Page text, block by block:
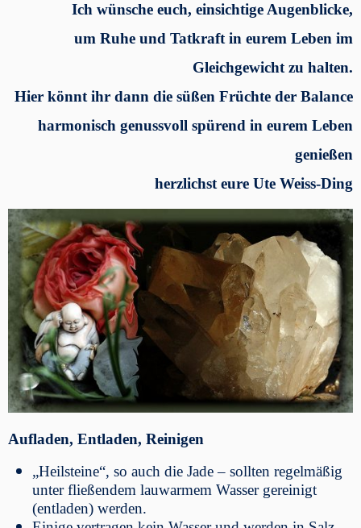
Ich wünsche euch, einsichtige Augenblicke,
um Ruhe und Tatkraft in eurem Leben im
Gleichgewicht zu halten.
Hier könnt ihr dann die süßen Früchte der Balance
harmonisch genussvoll spürend in eurem Leben
genießen
herzlichst eure Ute Weiss-Ding
Aufladen, Entladen, Reinigen
„Heilsteine“, so auch die Jade – sollten regelmäßig
unter fließendem lauwarmem Wasser gereinigt
(entladen) werden.